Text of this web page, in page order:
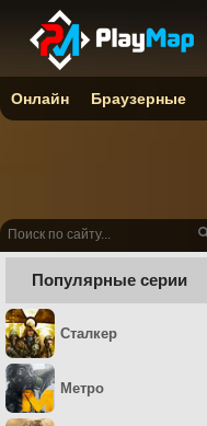
Популярные серии
Сталкер
Метро
Онлайн Браузерные